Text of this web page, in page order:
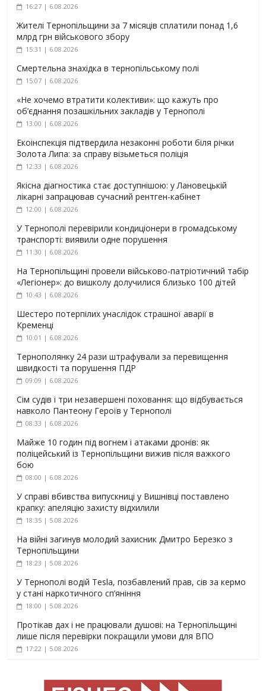
16:27 | 6.08.2026
Жителі Тернопільщини за 7 місяців сплатили понад 1,6
млрд грн військового збору
15:31 | 6.08.2026
Смертельна знахідка в тернопільському полі
15:07 | 6.08.2026
«Не хочемо втратити колективи»: що кажуть про
об’єднання позашкільних закладів у Тернополі
13:00 | 6.08.2026
Екоінспекція підтвердила незаконні роботи біля річки
Золота Липа: за справу візьметься поліція
12:33 | 6.08.2026
Якісна діагностика стає доступнішою: у Лановецькій
лікарні запрацював сучасний рентген-кабінет
12:00 | 6.08.2026
У Тернополі перевірили кондиціонери в громадському
транспорті: виявили одне порушення
11:30 | 6.08.2026
На Тернопільщині провели військово-патріотичний табір
«Легіонер»: до вишколу долучилися близько 100 дітей
10:43 | 6.08.2026
Шестеро потерпілих унаслідок страшної аварії в
Кременці
10:01 | 6.08.2026
Тернополянку 24 рази штрафували за перевищення
швидкості та порушення ПДР
09:09 | 6.08.2026
Сім судів і три незавершені поховання: що відбувається
навколо Пантеону Героїв у Тернополі
08:33 | 6.08.2026
Майже 10 годин під вогнем і атаками дронів: як
поліцейський із Тернопільщини вижив після важкого
бою
08:00 | 6.08.2026
У справі вбивства випускниці у Вишнівці поставлено
крапку: апеляцію захисту відхилили
18:35 | 5.08.2026
На війні загинув молодий захисник Дмитро Березко з
Тернопільщини
18:23 | 5.08.2026
У Тернополі водій Tesla, позбавлений прав, сів за кермо
у стані наркотичного сп’яніння
18:00 | 5.08.2026
Протікав дах і не працювали душові: на Тернопільщині
лише після перевірки покращили умови для ВПО
17:22 | 5.08.2026